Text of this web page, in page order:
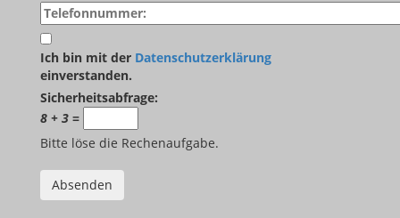
Ich bin mit der Datenschutzerklärung
einverstanden.
Sicherheitsabfrage:
8 + 3 =
Bitte löse die Rechenaufgabe.